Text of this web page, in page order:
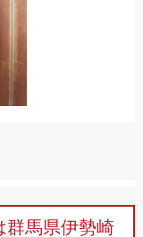
群馬県伊勢崎